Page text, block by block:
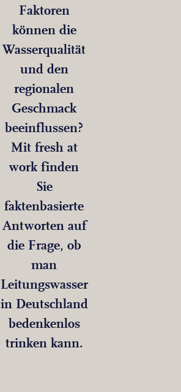
Faktoren
können die
Wasserqualität
und den
regionalen
Geschmack
beeinflussen?
Mit fresh at
work finden
Sie
faktenbasierte
Antworten auf
die Frage, ob
man
Leitungswasser
in Deutschland
bedenkenlos
trinken kann.